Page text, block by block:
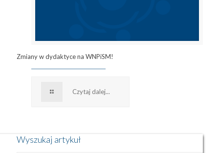
Zmiany w dydaktyce na WNPiSM!
Czytaj dalej...
Wyszukaj artykuł